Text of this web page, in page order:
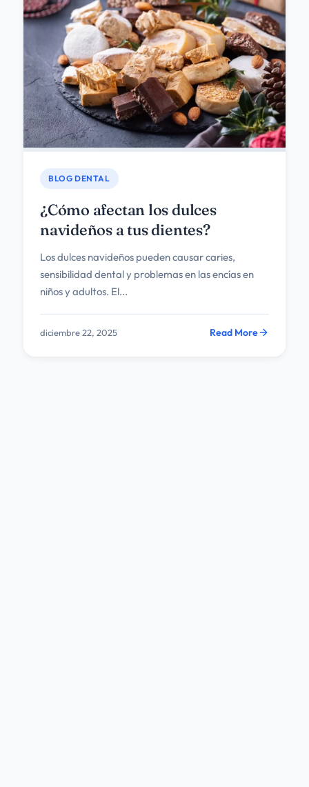
BLOG DENTAL
¿Cómo afectan los dulces
navideños a tus dientes?
Los dulces navideños pueden causar caries,
sensibilidad dental y problemas en las encías en
niños y adultos. El...
diciembre 22, 2025 Read More